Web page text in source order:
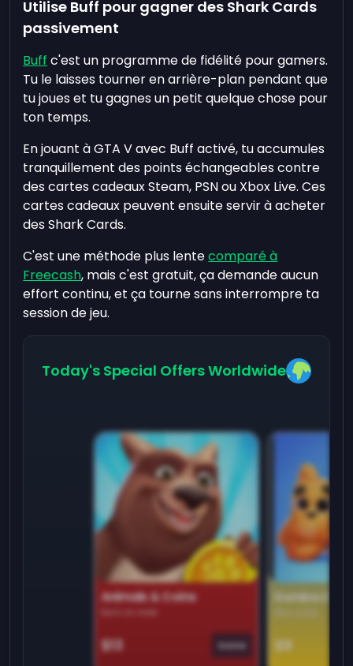
Utilise Buff pour gagner des Shark Cards
passivement
Buff c'est un programme de fidélité pour gamers.
Tu le laisses tourner en arrière-plan pendant que
tu joues et tu gagnes un petit quelque chose pour
ton temps.
En jouant à GTA V avec Buff activé, tu accumules
tranquillement des points échangeables contre
des cartes cadeaux Steam, PSN ou Xbox Live. Ces
cartes cadeaux peuvent ensuite servir à acheter
des Shark Cards.
C'est une méthode plus lentecomparé à
Freecash, mais c'est gratuit, ça demande aucun
effort continu, et ça tourne sans interrompre ta
session de jeu.
Today's Special Offers Worldwide
Animals & Coins
Earn on side
$13 Game
Domino
$9